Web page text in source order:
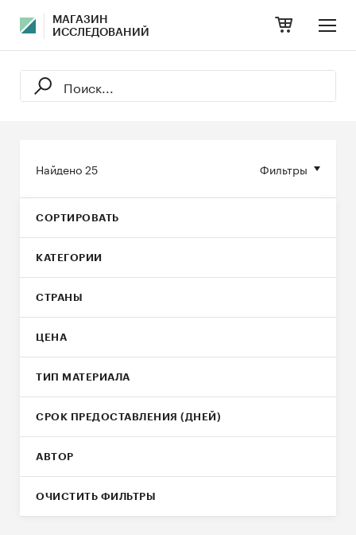
МАГАЗИН
ИССЛЕДОВАНИЙ
Фильтры
Найдено25
СОРТИРОВАТЬ
КАТЕГОРИИ
СТРАНЫ
ЦЕНА
ТИП МАТЕРИАЛА
СРОК ПРЕДОСТАВЛЕНИЯ (ДНЕЙ)
АВТОР
ОЧИСТИТЬ ФИЛЬТРЫ